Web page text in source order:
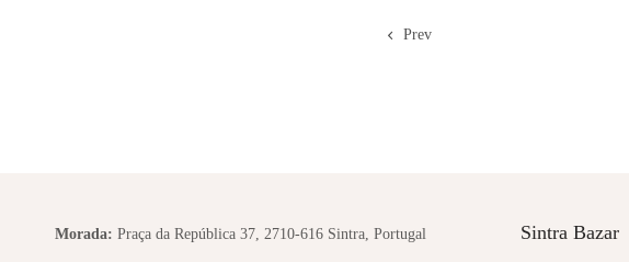
Prev
Morada: Praça da República 37, 2710-616 Sintra, Portugal Sintra Bazar